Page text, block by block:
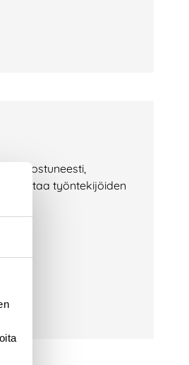
innostuneesti,
työntekijöiden